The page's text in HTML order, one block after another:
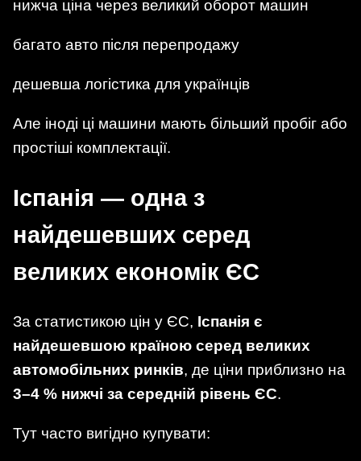
нижча ціна через великий оборот машин
багато авто після перепродажу
дешевша логістика для українців
Але іноді ці машини мають більший пробіг або
простіші комплектації.
Іспанія — одна з
найдешевших серед
великих економік ЄС
За статистикою цін у ЄС, Іспанія є
найдешевшою країною серед великих
автомобільних ринків, де ціни приблизно на
3–4 % нижчі за середній рівень ЄС.
Тут часто вигідно купувати: